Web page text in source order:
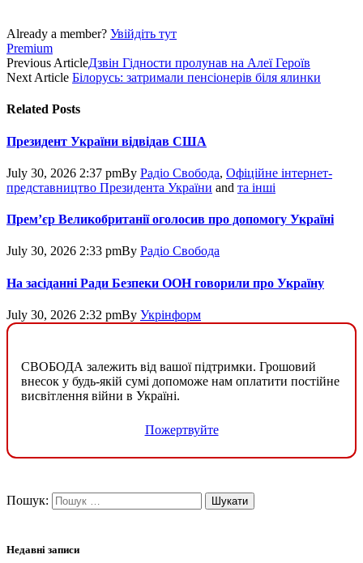
Already a member? Увійдіть тут
Premium
Previous ArticleДзвін Гідности пролунав на Алеї Героїв
Next Article Білорусь: затримали пенсіонерів біля ялинки
Related Posts
Президент України відвідав США
July 30, 2026 2:37 pmBy Радіо Свобода, Офіційне інтернет-
представництво Президента України and та інші
Прем’єр Великобританії оголосив про допомогу Україні
July 30, 2026 2:33 pmBy Радіо Свобода
На засіданні Ради Безпеки ООН говорили про Україну
July 30, 2026 2:32 pmBy Укрінформ
СВОБОДА залежить від вашої підтримки. Грошовий
внесок у будь-якій сумі допоможе нам оплатити постійне
висвітлення війни в Україні.
Пожертвуйте
Пошук:
Недавні записи